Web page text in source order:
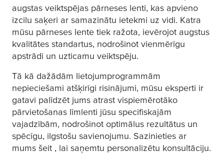
augstas veiktspējas pārneses lenti, kas apvieno
izcilu saķeri ar samazinātu ietekmi uz vidi. Katra
mūsu pārneses lente tiek ražota, ievērojot augstus
kvalitātes standartus, nodrošinot vienmērīgu
apstrādi un uzticamu veiktspēju.
Tā kā dažādām lietojumprogrammām
nepieciešami atšķirīgi risinājumi, mūsu eksperti ir
gatavi palīdzēt jums atrast vispiemērotāko
pārvietošanas līmlenti jūsu specifiskajām
vajadzībām, nodrošinot optimālus rezultātus un
spēcīgu, ilgstošu savienojumu. Sazinieties ar
mums šeit , lai saņemtu personalizētu konsultāciju.